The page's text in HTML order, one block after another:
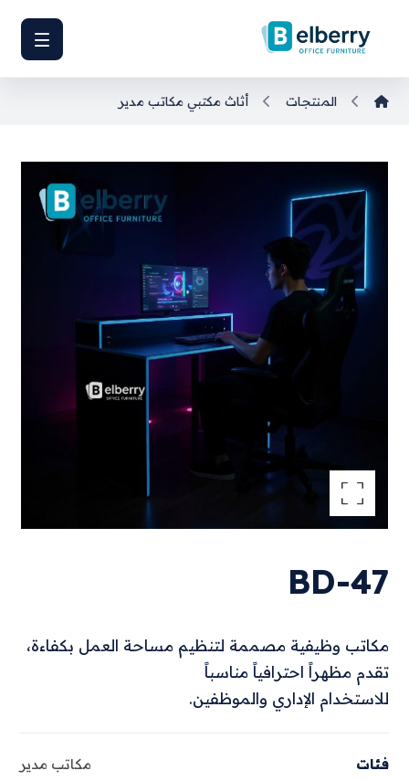
المنتجات أثاث مكتبي مكاتب مدير
تكبير الصورة
BD-47
مكاتب وظيفية مصممة لتنظيم مساحة العمل بكفاءة،
تقدم مظهراً احترافياً مناسباً
للاستخدام الإداري والموظفين.
فئات مكاتب مدير